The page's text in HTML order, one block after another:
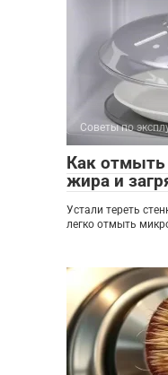
Советы по
Как
жира и
Устали тереть
легко отмыть